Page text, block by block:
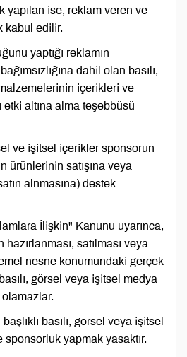
yapılan ise, reklam veren ve
kabul edilir.
yaptığı reklamın
dahil olan basılı,
içerikleri ve
etki altına alma teşebbüsü
ve işitsel içerikler sponsorun
ürünlerinin satışına veya
alnmasına) destek
İlişkin" Kanunu uyarınca,
hazırlanması, satılması veya
nesne konumundaki gerçek
görsel veya işitsel medya
basılı, görsel veya işitsel
yapmak yasaktır.